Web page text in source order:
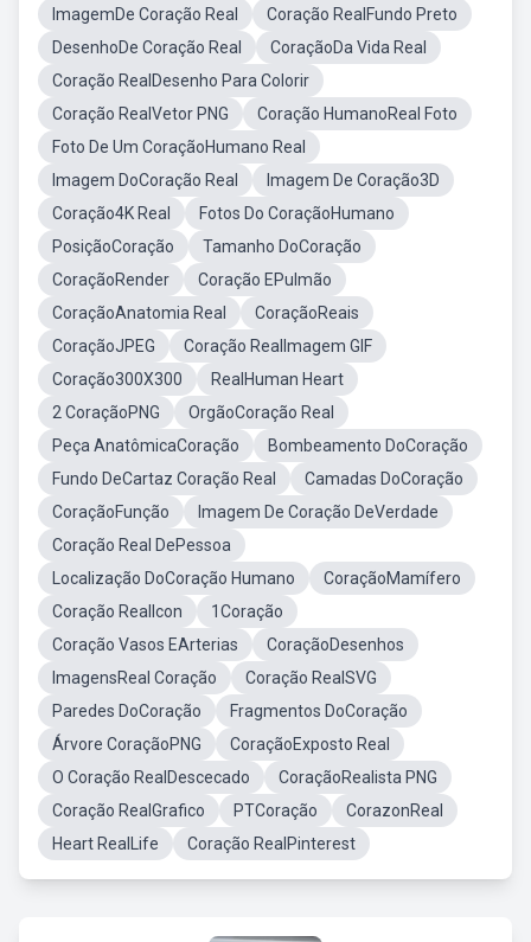
ImagemDe Coração Real
Coração RealFundo Preto
DesenhoDe Coração Real
CoraçãoDa Vida Real
Coração RealDesenho Para Colorir
Coração RealVetor PNG
Coração HumanoReal Foto
Foto De Um CoraçãoHumano Real
Imagem DoCoração Real
Imagem De Coração3D
Coração4K Real
Fotos Do CoraçãoHumano
PosiçãoCoração
Tamanho DoCoração
CoraçãoRender
Coração EPulmão
CoraçãoAnatomia Real
CoraçãoReais
CoraçãoJPEG
Coração RealImagem GIF
Coração300X300
RealHuman Heart
2 CoraçãoPNG
OrgãoCoração Real
Peça AnatômicaCoração
Bombeamento DoCoração
Fundo DeCartaz Coração Real
Camadas DoCoração
CoraçãoFunção
Imagem De Coração DeVerdade
Coração Real DePessoa
Localização DoCoração Humano
CoraçãoMamífero
Coração RealIcon
1Coração
Coração Vasos EArterias
CoraçãoDesenhos
ImagensReal Coração
Coração RealSVG
Paredes DoCoração
Fragmentos DoCoração
Árvore CoraçãoPNG
CoraçãoExposto Real
O Coração RealDescecado
CoraçãoRealista PNG
Coração RealGrafico
PTCoração
CorazonReal
Heart RealLife
Coração RealPinterest